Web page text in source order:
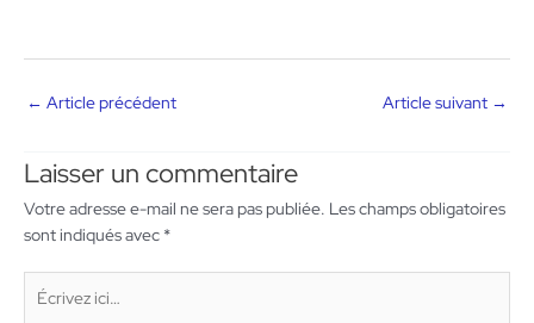
← Article précédent Article suivant →
Laisser un commentaire
Votre adresse e-mail ne sera pas publiée. Les champs obligatoires
sont indiqués avec *
Écrivez
ici…